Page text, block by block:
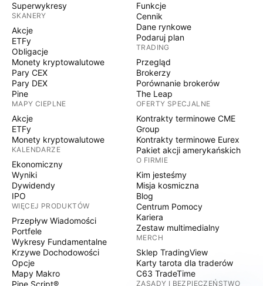
Superwykresy
SKANERY
Akcje
ETFy
Obligacje
Monety kryptowalutowe
Pary CEX
Pary DEX
Pine
MAPY CIEPLNE
Akcje
ETFy
Monety kryptowalutowe
KALENDARZE
Ekonomiczny
Wyniki
Dywidendy
IPO
WIĘCEJ PRODUKTÓW
Przepływ Wiadomości
Portfele
Wykresy Fundamentalne
Krzywe Dochodowości
Opcje
Mapy Makro
Pine Script®
Funkcje
Cennik
Dane rynkowe
Podaruj plan
TRADING
Przegląd
Brokerzy
Porównanie brokerów
The Leap
OFERTY SPECJALNE
Kontrakty terminowe CME
Group
Kontrakty terminowe Eurex
Pakiet akcji amerykańskich
O FIRMIE
Kim jesteśmy
Misja kosmiczna
Blog
Centrum Pomocy
Kariera
Zestaw multimedialny
MERCH
Sklep TradingView
Karty tarota dla traderów
C63 TradeTime
ZASADY I BEZPIECZEŃSTWO